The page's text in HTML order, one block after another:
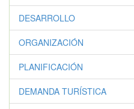
DESARROLLO
ORGANIZACIÓN
PLANIFICACIÓN
DEMANDA TURÍSTICA